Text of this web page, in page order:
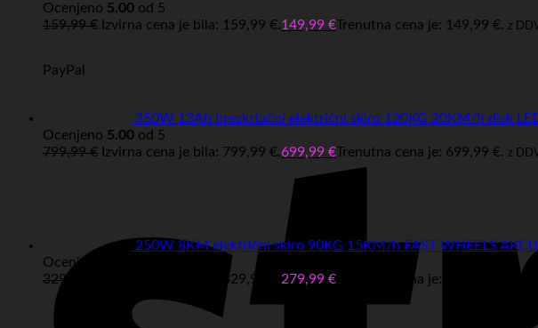
PayPal
Ocenjeno 5.00 od 5
159,99€ Izvirna cena je bila: 159,99 €.149,99 €Trenutna cena je: 149,99 €. z
350W 13Ah brezkrtačni električni skiro 120KG 20KM/h disk
Ocenjeno 5.00 od 5
799,99€ Izvirna cena je bila: 799,99 €.699,99 €Trenutna cena je: 699,99 €. z
250W 8KM električni skiro 90KG 15KM/h FAST WHEELS
Ocenjeno
329,99
Izvirna cena je bila: 329,99 €. 279,99 € Trenutna cena je: 279,99 €.